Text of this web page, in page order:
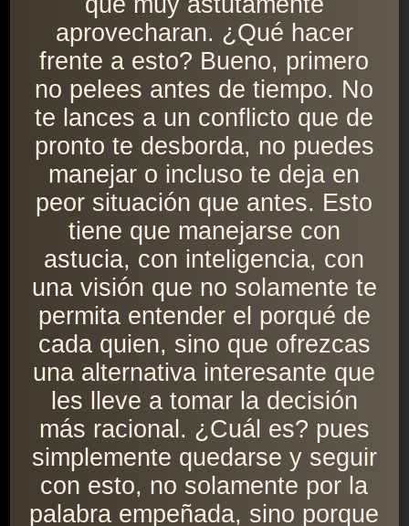
aprovecharan. ¿Qué hacer
frente a esto? Bueno, primero
no pelees antes de tiempo. No
te lances a un conflicto que de
pronto te desborda, no puedes
manejar o incluso te deja en
peor situación que antes. Esto
tiene que manejarse con
astucia, con inteligencia, con
una visión que no solamente te
permita entender el porqué de
cada quien, sino que ofrezcas
una alternativa interesante que
les lleve a tomar la decisión
más racional. ¿Cuál es? pues
simplemente quedarse y seguir
con esto, no solamente por la
palabra empeñada, sino porque